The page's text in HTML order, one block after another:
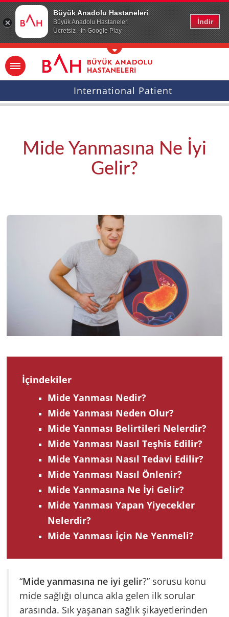
Büyük Anadolu Hastaneleri
Büyük Anadolu Hastaneleri
Ücretsiz - In Google Play
İndir
Ana icerige atla
International Patient
Mide Yanmasına Ne İyi
Gelir?
İçindekiler
Mide Yanması Nedir?
Mide Yanması Neden Olur?
Mide Yanması Belirtileri Nelerdir?
Mide Yanması Nasıl Teşhis Edilir?
Mide Yanması Nasıl Tedavi Edilir?
Mide Yanması Nasıl Önlenir?
Mide Yanmasına Ne İyi Gelir?
Mide Yanması Yapan Yiyecekler
Nelerdir?
Mide Yanması İçin Ne Yenmeli?
“Mide yanmasına ne iyi gelir?” sorusu konu
mide sağlığı olunca akla gelen ilk sorular
arasında. Sık yaşanan sağlık şikayetlerinden